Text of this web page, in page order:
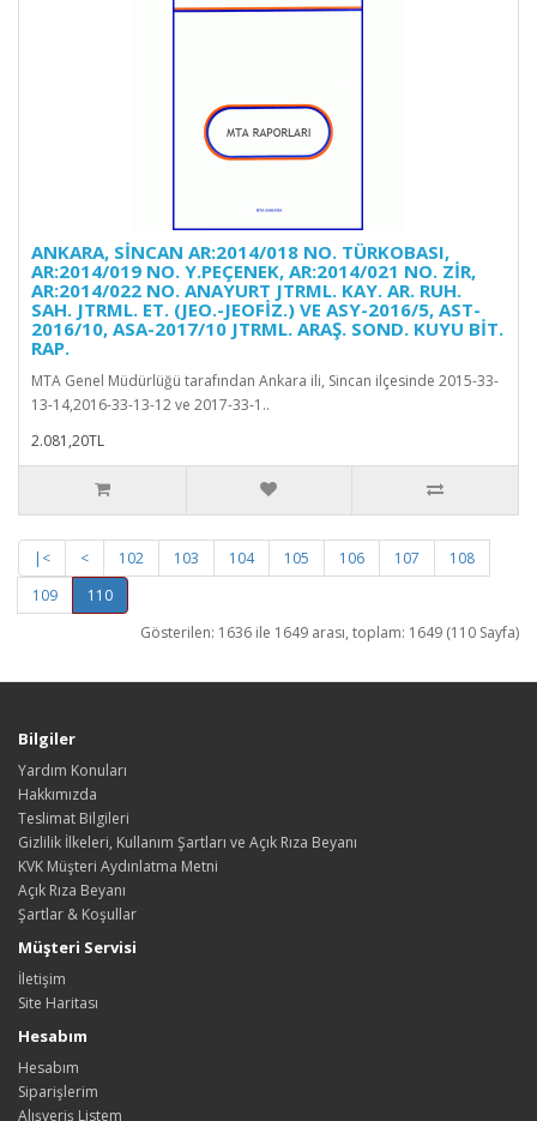
ANKARA, SİNCAN AR:2014/018 NO. TÜRKOBASI,
AR:2014/019 NO. Y.PEÇENEK, AR:2014/021 NO. ZİR,
AR:2014/022 NO. ANAYURT JTRML. KAY. AR. RUH.
SAH. JTRML. ET. (JEO.-JEOFİZ.) VE ASY-2016/5, AST-
2016/10, ASA-2017/10 JTRML. ARAŞ. SOND. KUYU BİT.
RAP.
MTA Genel Müdürlüğü tarafından Ankara ili, Sincan ilçesinde 2015-33-
13-14,2016-33-13-12 ve 2017-33-1..
2.081,20TL
|< < 102 103 104 105 106 107
108
109
110
Gösterilen: 1636 ile 1649 arası, toplam: 1649 (110 Sayfa)
Bilgiler
Yardım Konuları
Hakkımızda
Teslimat Bilgileri
Gizlilik İlkeleri, Kullanım Şartları ve Açık Rıza Beyanı
KVK Müşteri Aydınlatma Metni
Açık Rıza Beyanı
Şartlar & Koşullar
Müşteri Servisi
İletişim
Site Haritası
Hesabım
Hesabım
Siparişlerim
Alışveriş Listem